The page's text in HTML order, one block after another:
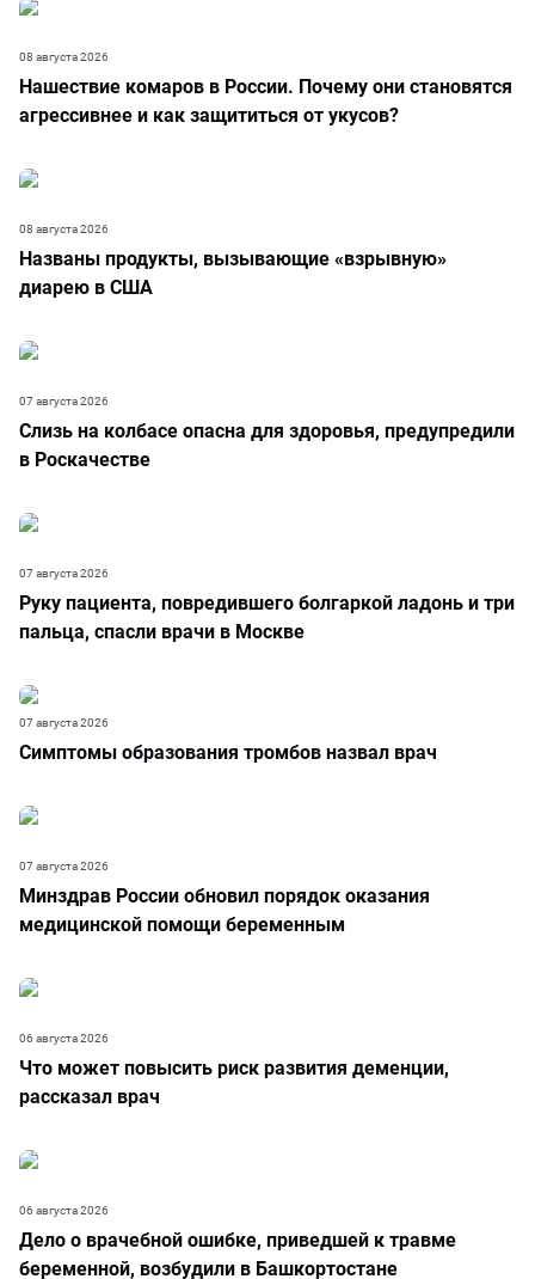
Нашествие комаров в России. Почему они становятся
агрессивнее и как защититься от укусов?
08 августа 2026
Названы продукты, вызывающие «взрывную»
диарею в США
08 августа 2026
Слизь на колбасе опасна для здоровья, предупредили
в Роскачестве
07 августа 2026
Руку пациента, повредившего болгаркой ладонь и три
пальца, спасли врачи в Москве
07 августа 2026
Симптомы образования тромбов назвал врач
07 августа 2026
Минздрав России обновил порядок оказания
медицинской помощи беременным
07 августа 2026
Что может повысить риск развития деменции,
рассказал врач
06 августа 2026
Дело о врачебной ошибке, приведшей к травме
беременной, возбудили в Башкортостане
06 августа 2026